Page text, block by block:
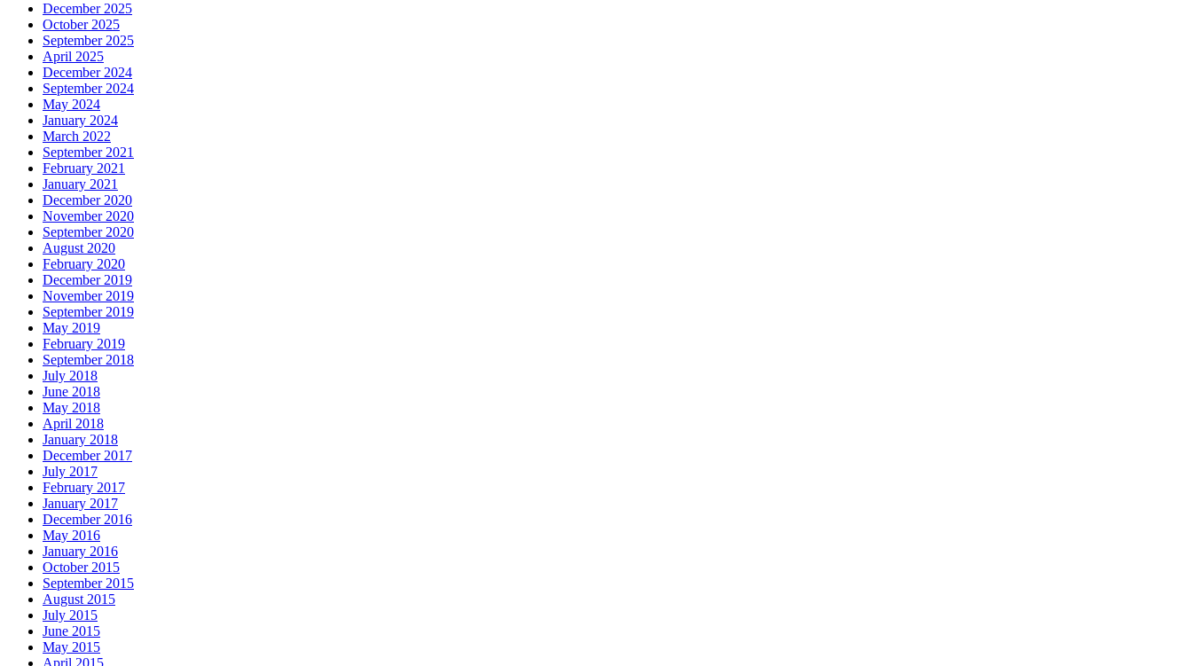
December 2025
October 2025
September 2025
April 2025
December 2024
September 2024
May 2024
January 2024
March 2022
September 2021
February 2021
January 2021
December 2020
November 2020
September 2020
August 2020
February 2020
December 2019
November 2019
September 2019
May 2019
February 2019
September 2018
July 2018
June 2018
May 2018
April 2018
January 2018
December 2017
July 2017
February 2017
January 2017
December 2016
May 2016
January 2016
October 2015
September 2015
August 2015
July 2015
June 2015
May 2015
April 2015